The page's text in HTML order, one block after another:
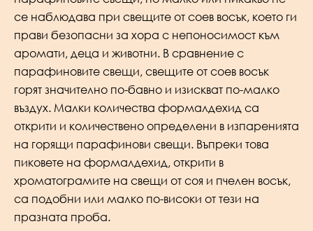
се наблюдава при свещите от соев восък, което ги
прави безопасни за хора с непоносимост към
аромати, деца и животни. В сравнение с
парафиновите свещи, свещите от соев восък
горят значително по-бавно и изискват по-малко
въздух. Малки количества формалдехид са
открити и количествено определени в изпаренията
на горящи парафинови свещи. Въпреки това
пиковете на формалдехид, открити в
хроматограмите на свещи от соя и пчелен восък,
са подобни или малко по-високи от тези на
празната проба.